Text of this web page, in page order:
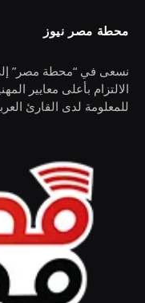
محطة مصر نيوز
نسعى في “محطة مصر” إلى
الالتزام بأعلى معايير
للمعلومة لدى القارئ